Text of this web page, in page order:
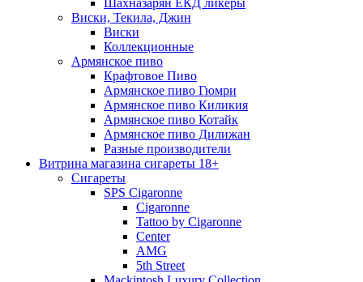
Шахназарян ЕКД ликеры
Виски, Текила, Джин
Виски
Коллекционные
Армянское пиво
Крафтовое Пиво
Армянское пиво Гюмри
Армянское пиво Киликия
Армянское пиво Котайк
Армянское пиво Дилижан
Разные производители
Витрина магазина сигареты 18+
Cигареты
SPS Cigaronne
Сigaronne
Tattoo by Cigaronne
Center
AMG
5th Street